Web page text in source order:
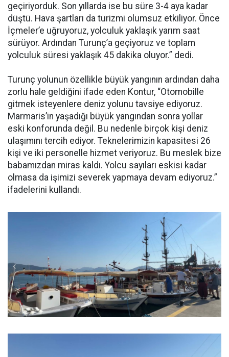
geçiriyorduk. Son yıllarda ise bu süre 3-4 aya kadar
düştü. Hava şartları da turizmi olumsuz etkiliyor. Önce
İçmeler’e uğruyoruz, yolculuk yaklaşık yarım saat
sürüyor. Ardından Turunç’a geçiyoruz ve toplam
yolculuk süresi yaklaşık 45 dakika oluyor.” dedi.
Turunç yolunun özellikle büyük yangının ardından daha
zorlu hale geldiğini ifade eden Kontur, “Otomobille
gitmek isteyenlere deniz yolunu tavsiye ediyoruz.
Marmaris’in yaşadığı büyük yangından sonra yollar
eski konforunda değil. Bu nedenle birçok kişi deniz
ulaşımını tercih ediyor. Teknelerimizin kapasitesi 26
kişi ve iki personelle hizmet veriyoruz. Bu meslek bize
babamızdan miras kaldı. Yolcu sayıları eskisi kadar
olmasa da işimizi severek yapmaya devam ediyoruz.”
ifadelerini kullandı.